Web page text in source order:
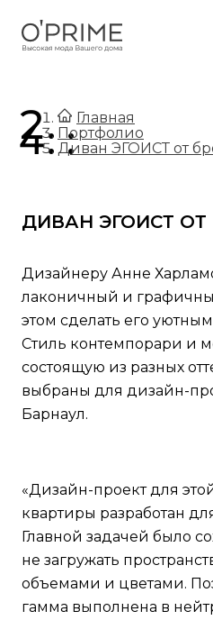
Главная
.
Портфолио
.
Диван ЭГОИСТ от
ДИВАН ЭГОИСТ ОТ
Дизайнеру Анне
лаконичный и
этом сделать его
Стиль контемпорари и
состоящую из разных
выбраны для дизайн-
Барнаул.
«Дизайн-проект для
квартиры разработан
Главной задачей было
не загружать
объемами и цветами.
гамма выполнена в